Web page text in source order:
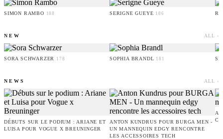
SIMON RAMBO 188 SERIGNE GUEYE 186
NEW ALL ›
SORA SCHWARZER 178 SOPHIA BRANDL 181
NEWS ALL ›
DÉBUTS SUR LE PODIUM : ARIANE ET
LUISA POUR VOGUE X BREUNINGER
ANTON KUNDRUS POUR BURGA MEN -
UN MANNEQUIN EDGY RENCONTRE
LES ACCESSOIRES TECH